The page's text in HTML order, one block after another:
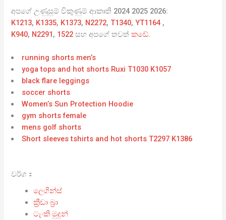
අපගේ උණුසුම් විකුණුම් ආකෘති 2024 2025 2026:
K1213, K1335, K1373, N2272,T1340,YT1164 ,
K940, N2291, 1522සහ අපගේ තවත්කඩේ.
running shorts men’s
yoga tops and hot shorts Ruxi T1030 K1057
black flare leggings
soccer shorts
Women’s Sun Protection Hoodie
gym shorts female
mens golf shorts
Short sleeves tshirts and hot shorts T2297 K1386
වර්ග：
ලෙගින්ස්
ක්‍රීඩා බ්‍රා
ටැංකි මුදුන්